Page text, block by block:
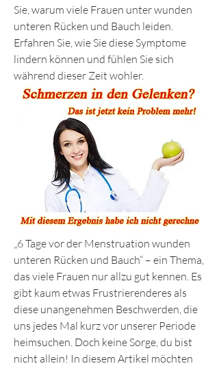
Sie, warum viele Frauen unter wunden
unteren Rücken und Bauch leiden.
Erfahren Sie, wie Sie diese Symptome
lindern können und fühlen Sie sich
während dieser Zeit wohler.
„6 Tage vor der Menstruation wunden
unteren Rücken und Bauch“ – ein Thema,
das viele Frauen nur allzu gut kennen. Es
gibt kaum etwas Frustrierenderes als
diese unangenehmen Beschwerden, die
uns jedes Mal kurz vor unserer Periode
heimsuchen. Doch keine Sorge, du bist
nicht allein! In diesem Artikel möchten